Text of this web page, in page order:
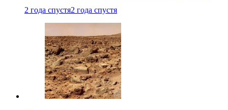
2 года спустя2 года спустя